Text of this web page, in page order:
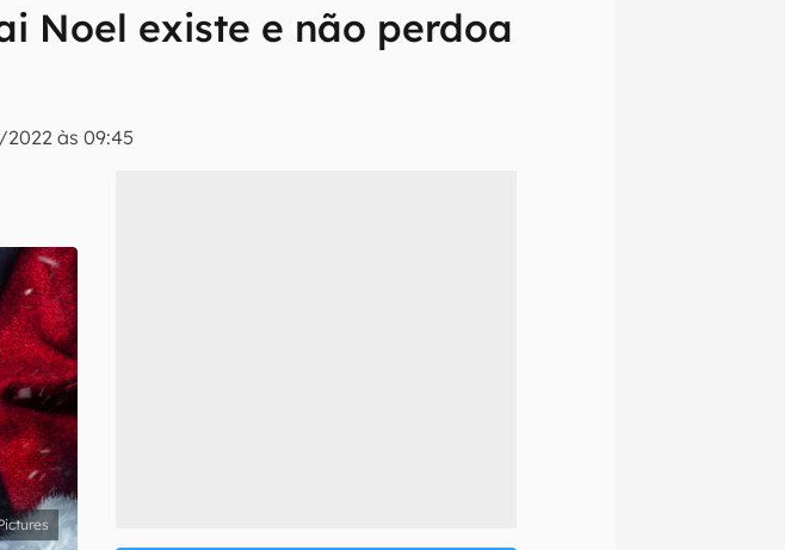
Noel existe e não perdoa
às 09:45
reviews sobre tecnologia em primeira
se
e Política de Privacidade do Canaltech.